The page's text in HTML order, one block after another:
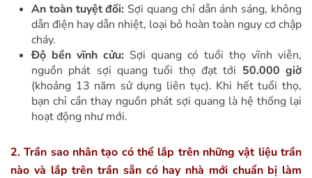
An toàn tuyệt đối: Sợi quang chỉ dẫn ánh sáng, không
dẫn điện hay dẫn nhiệt, loại bỏ hoàn toàn nguy cơ chập
cháy.
Độ bền vĩnh cửu: Sợi quang có tuổi thọ vĩnh viễn,
nguồn phát sợi quang tuổi thọ đạt tới 50.000 giờ
(khoảng 13 năm sử dụng liên tục). Khi hết tuổi thọ,
bạn chỉ cần thay nguồn phát sợi quang là hệ thống lại
hoạt động như mới.
2. Trần sao nhân tạo có thể lắp trên những vật liệu trần
nào và lắp trên trần sẵn có hay nhà mới chuẩn bị làm